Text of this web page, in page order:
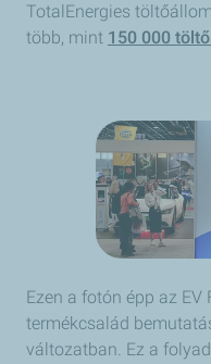
TotalEnergies
több, mint 150 000
Ezen a fotón épp az
termékcsalád
változatban. Ez a